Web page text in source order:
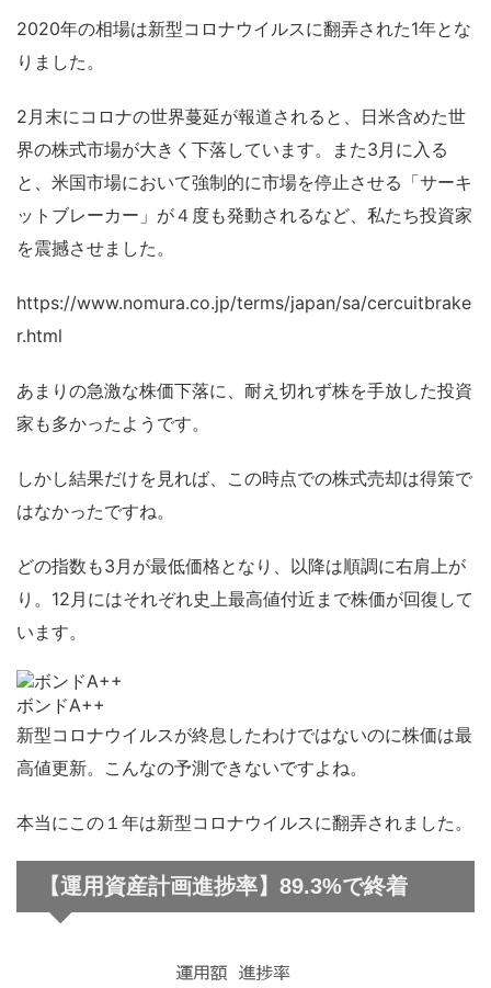
2020年の相場は新型コロナウイルスに翻弄された1年とな
りました。
2月末にコロナの世界蔓延が報道されると、日米含めた世
界の株式市場が大きく下落しています。また3月に入る
と、米国市場において強制的に市場を停止させる「サーキ
ットブレーカー」が４度も発動されるなど、私たち投資家
を震撼させました。
https://www.nomura.co.jp/terms/japan/sa/cercuitbrake
r.html
あまりの急激な株価下落に、耐え切れず株を手放した投資
家も多かったようです。
しかし結果だけを見れば、この時点での株式売却は得策で
はなかったですね。
どの指数も3月が最低価格となり、以降は順調に右肩上が
り。12月にはそれぞれ史上最高値付近まで株価が回復して
います。
ボンドA++
新型コロナウイルスが終息したわけではないのに株価は最
高値更新。こんなの予測できないですよね。
本当にこの１年は新型コロナウイルスに翻弄されました。
【運用資産計画進捗率】89.3%で終着